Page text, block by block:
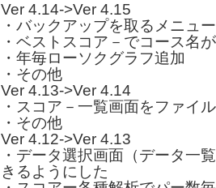
Ver 4.14->Ver 4.15
・バックアップを取るメニュ
・ベストスコア－でコース名
・年毎ローソクグラフ追加
・その他
Ver 4.13->Ver 4.14
・スコア－一覧画面をファイ
・その他
Ver 4.12->Ver 4.13
・データ選択画面（データ一
きるようにした